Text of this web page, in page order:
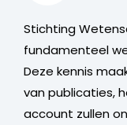
Stichting
fundamenteel
Deze kennis
van publicaties,
account zullen